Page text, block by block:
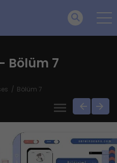
Bölüm 7
Bölüm 7